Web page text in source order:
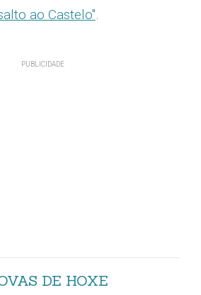
ao Castelo".
DE HOXE